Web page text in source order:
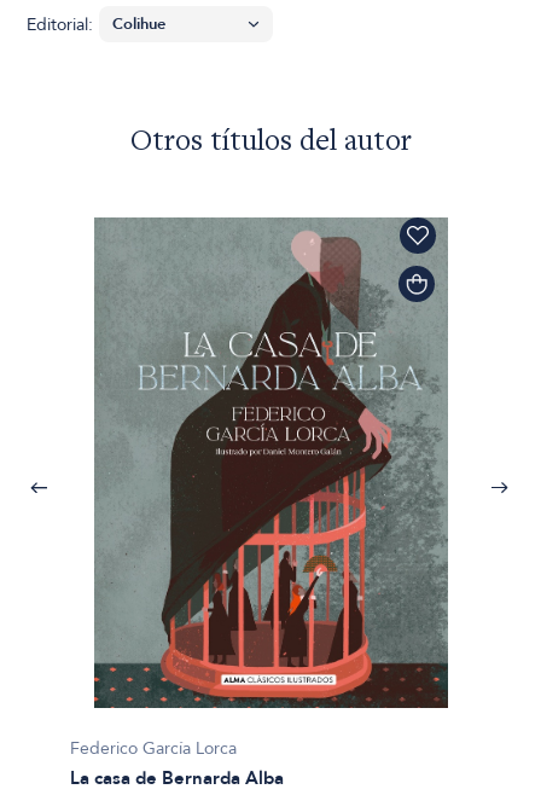
Editorial:
Otros títulos del autor
Federico García Lorca
La casa de Bernarda Alba